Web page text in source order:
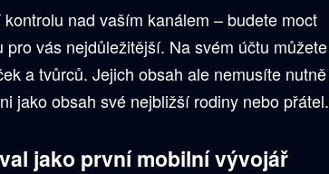
nad vaším kanálem – budete moct
vás nejdůležitější. Na svém účtu můžete
a tvůrců. Jejich obsah ale nemusíte nutně
jako obsah své nejbližší rodiny nebo přátel.
jako první mobilní vývojář